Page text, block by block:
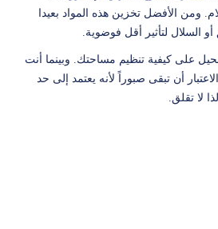
ومن الأفضل تخزين هذه المواد بعيدا
السلال لتأثير أقل فوضوية.
على كيفية تنظيم مساحتك. وبينما أنت
أن تبقى صبوراً لأنه يعتمد إلى حد
لا تقلق.